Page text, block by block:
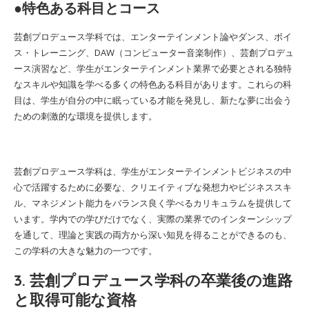
●特色ある科目とコース
芸創プロデュース学科では、エンターテインメント論やダンス、ボイ
ス・トレーニング、DAW（コンピューター音楽制作）、芸創プロデュ
ース演習など、学生がエンターテインメント業界で必要とされる独特
なスキルや知識を学べる多くの特色ある科目があります。これらの科
目は、学生が自分の中に眠っている才能を発見し、新たな夢に出会う
ための刺激的な環境を提供します。
芸創プロデュース学科は、学生がエンターテインメントビジネスの中
心で活躍するために必要な、クリエイティブな発想力やビジネススキ
ル、マネジメント能力をバランス良く学べるカリキュラムを提供して
います。学内での学びだけでなく、実際の業界でのインターンシップ
を通して、理論と実践の両方から深い知見を得ることができるのも、
この学科の大きな魅力の一つです。
3. 芸創プロデュース学科の卒業後の進路
と取得可能な資格